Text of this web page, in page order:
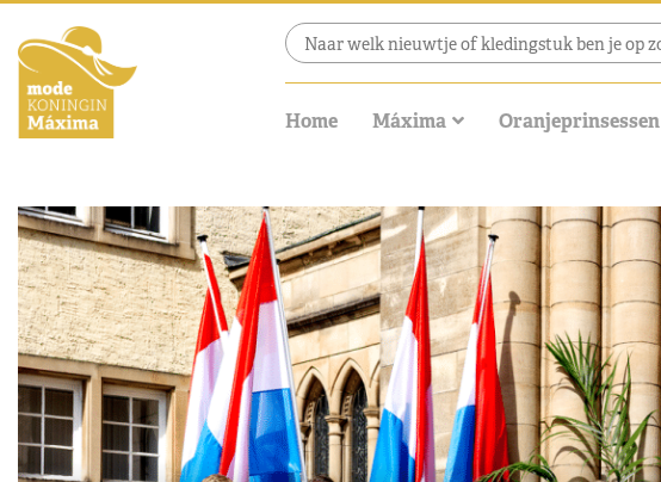
Home Máxima Oranjeprinsessen